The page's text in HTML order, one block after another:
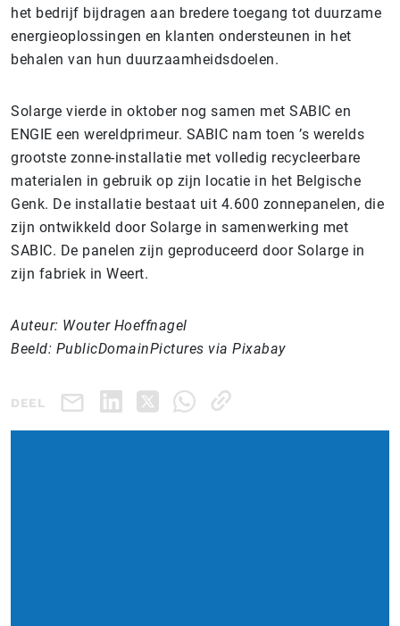
het bedrijf bijdragen aan bredere toegang tot duurzame
energieoplossingen en klanten ondersteunen in het
behalen van hun duurzaamheidsdoelen.
Solarge vierde in oktober nog samen met SABIC en
ENGIE een wereldprimeur. SABIC nam toen ’s werelds
grootste zonne-installatie met volledig recycleerbare
materialen in gebruik op zijn locatie in het Belgische
Genk. De installatie bestaat uit 4.600 zonnepanelen, die
zijn ontwikkeld door Solarge in samenwerking met
SABIC. De panelen zijn geproduceerd door Solarge in
zijn fabriek in Weert.
Auteur: Wouter Hoeffnagel
Beeld: PublicDomainPictures via Pixabay
DEEL